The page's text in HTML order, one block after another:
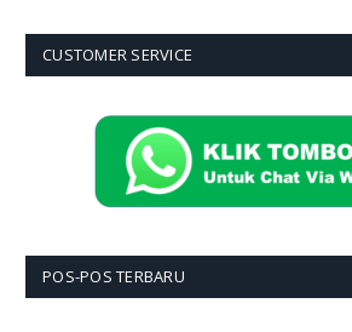
CUSTOMER SERVICE
POS-POS TERBARU